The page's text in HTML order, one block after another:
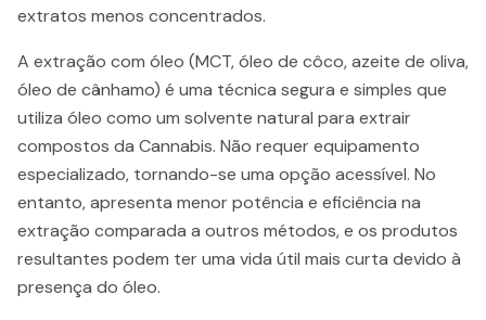
extratos menos concentrados.
A extração com óleo (MCT, óleo de côco, azeite de oliva,
óleo de cânhamo) é uma técnica segura e simples que
utiliza óleo como um solvente natural para extrair
compostos da Cannabis. Não requer equipamento
especializado, tornando-se uma opção acessível. No
entanto, apresenta menor potência e eficiência na
extração comparada a outros métodos, e os produtos
resultantes podem ter uma vida útil mais curta devido à
presença do óleo.